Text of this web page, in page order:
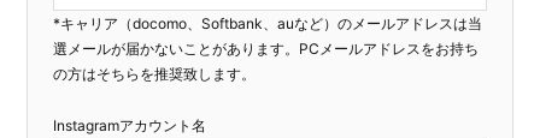
*キャリア（docomo、Softbank、auなど）のメールアドレスは当
選メールが届かないことがあります。PCメールアドレスをお持ち
の方はそちらを推奨致します。
Instagramアカウント名